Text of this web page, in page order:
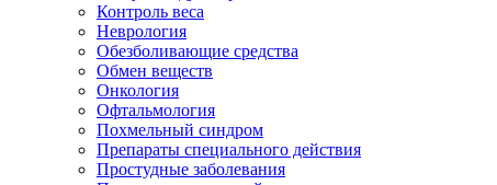
Контроль веса
Неврология
Обезболивающие средства
Обмен веществ
Онкология
Офтальмология
Похмельный синдром
Препараты специального действия
Простудные заболевания